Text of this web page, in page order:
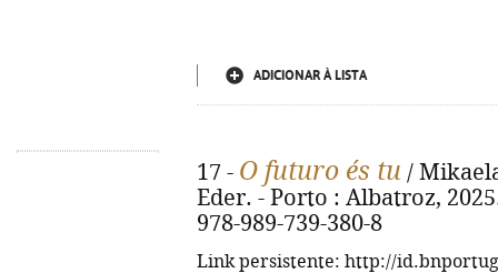
ADICIONAR À LISTA
17 - O futuro és tu /
Eder. - Porto : Albatroz,
978-989-739-380-8
Link persistente: http://